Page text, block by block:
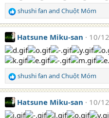
R
e
a
c
t
i
o
n
s
:
shushi fan and Chuột Móm
Hatsune Miku-san 10/
R
e
a
c
t
shushi fan and Chuột Móm
Hatsune Miku-san 10/